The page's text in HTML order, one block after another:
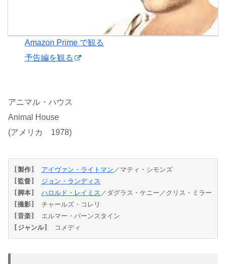
Amazon Prime で観る
予告編を観る
アニマル・ハウス
Animal House
(アメリカ 1978)
[製作] アイヴァン・ライトマン ／マティ・シモンズ
[監督]
ジョン・ランディス
[脚本]
ハロルド・レイミス ／ダグラス・ケニー／クリス・ミラー
[撮影]
チャールズ・コレリ
[音楽]
エルマー・バーンスタイン
[ジャンル]
コメディ